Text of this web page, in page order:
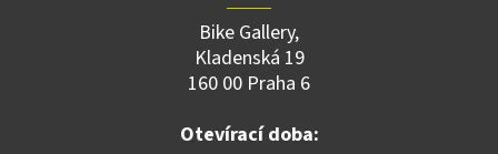
Bike Gallery,
Kladenská 19
160 00 Praha 6
Otevírací doba: